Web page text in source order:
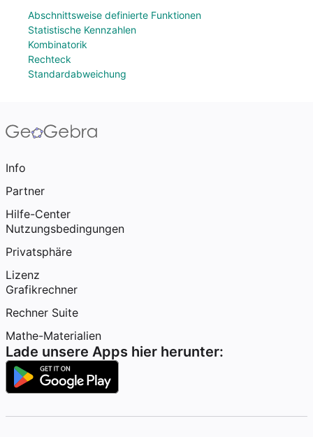
Abschnittsweise definierte Funktionen
Statistische Kennzahlen
Kombinatorik
Rechteck
Standardabweichung
Info
Partner
Hilfe-Center
Nutzungsbedingungen
Privatsphäre
Lizenz
Grafikrechner
Rechner Suite
Mathe-Materialien
Lade unsere Apps hier herunter: